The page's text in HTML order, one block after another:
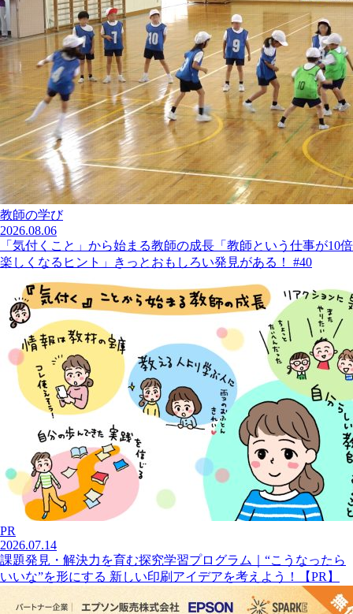
教師の学び
2026.08.06
「気付くこと」から始まる教師の成長「教師という仕事が10倍
楽しくなるヒント」きっとおもしろい発見がある！ #40
PR
2026.07.14
課題発見・解決力を育む探究学習プログラム｜“こうなったら
いいな”を形にする 新しい印刷アイデアを考えよう！【PR】